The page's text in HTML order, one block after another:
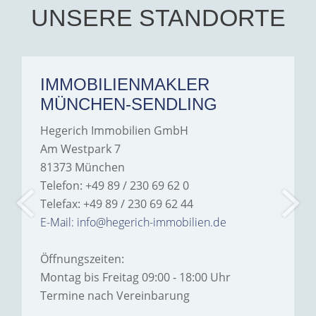
Hegerich Immobilien to
anyone looking for a home.
UNSERE STANDORTE
IMMOBILIENMAKLER
MÜNCHEN-SENDLING
Hegerich Immobilien GmbH
Am Westpark 7
81373 München
Telefon: +49 89 / 230 69 62 0
Telefax: +49 89 / 230 69 62 44
E-Mail: info@hegerich-immobilien.de
Öffnungszeiten:
Montag bis Freitag 09:00 - 18:00 Uhr
Termine nach Vereinbarung